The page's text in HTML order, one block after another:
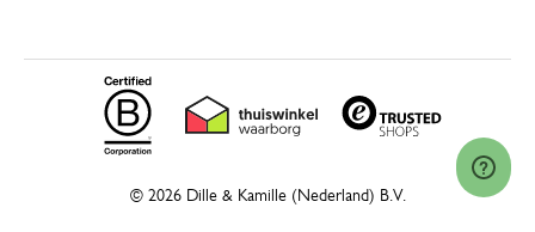
© 2026 Dille & Kamille (Nederland) B.V.